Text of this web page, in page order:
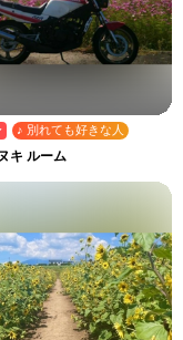
♪ 別れても好きな人
キ ルーム